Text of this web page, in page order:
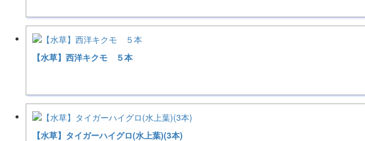
【水草】西洋キクモ ５本
【水草】タイガーハイグロ(水上葉)(3本)